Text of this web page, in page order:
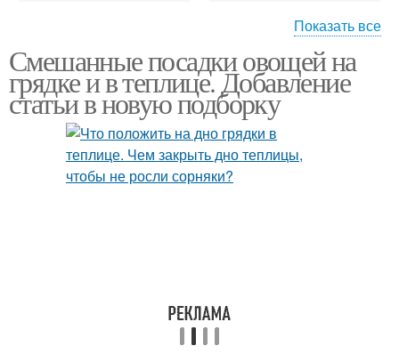
Культуры на грядке Высокие грядки
Грядки с
использованием
Показать все
Смешанные посадки овощей на
грядке и в теплице. Добавление
статьи в новую подборку